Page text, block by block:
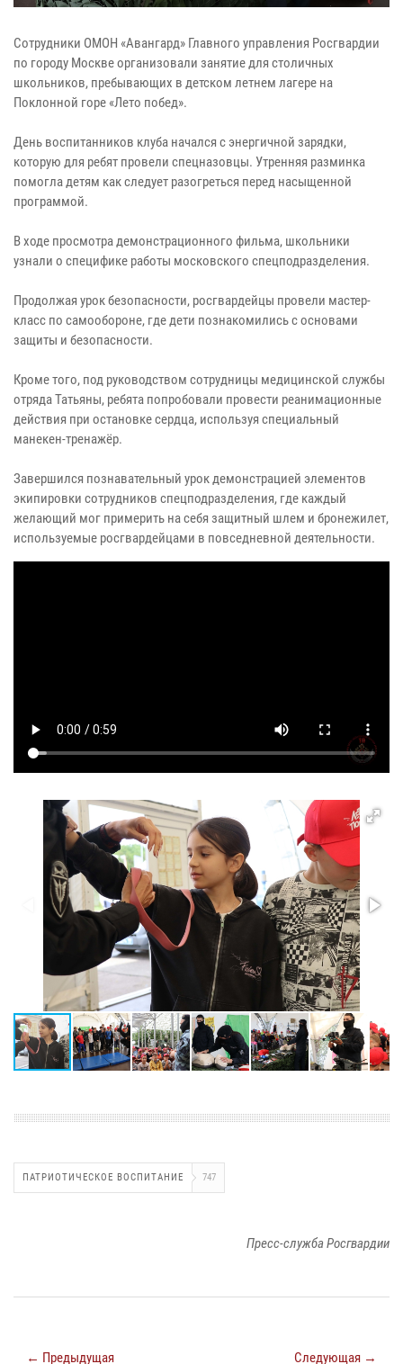
Сотрудники ОМОН «Авангард» Главного управления Росгвардии
по городу Москве организовали занятие для столичных
школьников, пребывающих в детском летнем лагере на
Поклонной горе «Лето побед».
День воспитанников клуба начался с энергичной зарядки,
которую для ребят провели спецназовцы. Утренняя разминка
помогла детям как следует разогреться перед насыщенной
программой.
В ходе просмотра демонстрационного фильма, школьники
узнали о специфике работы московского спецподразделения.
Продолжая урок безопасности, росгвардейцы провели мастер-
класс по самообороне, где дети познакомились с основами
защиты и безопасности.
Кроме того, под руководством сотрудницы медицинской службы
отряда Татьяны, ребята попробовали провести реанимационные
действия при остановке сердца, используя специальный
манекен-тренажёр.
Завершился познавательный урок демонстрацией элементов
экипировки сотрудников спецподразделения, где каждый
желающий мог примерить на себя защитный шлем и бронежилет,
используемые росгвардейцами в повседневной деятельности.
ПАТРИОТИЧЕСКОЕ ВОСПИТАНИЕ 747
Пресс-служба Росгвардии
← Предыдущая Следующая →